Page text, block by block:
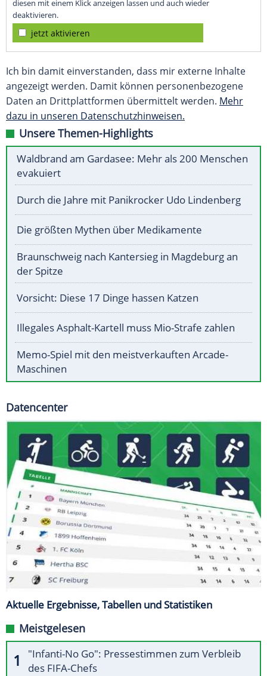
diesen mit einem Klick anzeigen lassen und auch wieder
deaktivieren.
jetzt aktivieren
Ich bin damit einverstanden, dass mir externe Inhalte
angezeigt werden. Damit können personenbezogene
Daten an Drittplattformen übermittelt werden. Mehr
dazu in unseren Datenschutzhinweisen.
Unsere Themen-Highlights
Waldbrand am Gardasee: Mehr als 200 Menschen
evakuiert
Durch die Jahre mit Panikrocker Udo Lindenberg
Die größten Mythen über Medikamente
Braunschweig nach Kantersieg in Magdeburg an
der Spitze
Vorsicht: Diese 17 Dinge hassen Katzen
Illegales Asphalt-Kartell muss Mio-Strafe zahlen
Memo-Spiel mit den meistverkauften Arcade-
Maschinen
Datencenter
Aktuelle Ergebnisse, Tabellen und Statistiken
Meistgelesen
"Infanti-No Go": Pressestimmen zum Verbleib
des FIFA-Chefs